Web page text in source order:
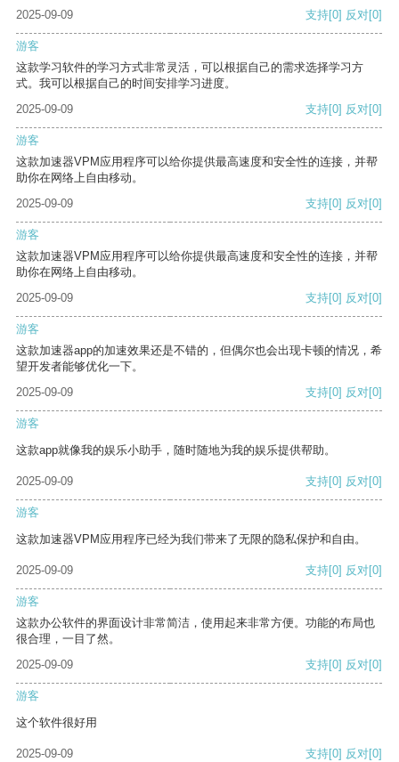
2025-09-09 支持[0] 反对[0]
游客
这款学习软件的学习方式非常灵活，可以根据自己的需求选择学习方
式。我可以根据自己的时间安排学习进度。
2025-09-09
支持[0] 反对[0]
游客
这款加速器VPM应用程序可以给你提供最高速度和安全性的连接，并帮
助你在网络上自由移动。
2025-09-09
支持[0] 反对[0]
游客
这款加速器VPM应用程序可以给你提供最高速度和安全性的连接，并帮
助你在网络上自由移动。
2025-09-09
支持[0] 反对[0]
游客
这款加速器app的加速效果还是不错的，但偶尔也会出现卡顿的情况，希
望开发者能够优化一下。
2025-09-09
支持[0] 反对[0]
游客
这款app就像我的娱乐小助手，随时随地为我的娱乐提供帮助。
2025-09-09 支持[0] 反对[0]
游客
这款加速器VPM应用程序已经为我们带来了无限的隐私保护和自由。
2025-09-09 支持[0] 反对[0]
游客
这款办公软件的界面设计非常简洁，使用起来非常方便。功能的布局也
很合理，一目了然。
2025-09-09
支持[0] 反对[0]
游客
这个软件很好用
2025-09-09 支持[0] 反对[0]